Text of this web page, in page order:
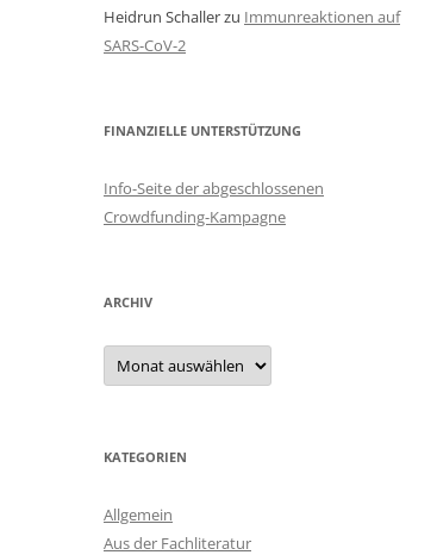
Heidrun Schallerzu Immunreaktionen auf
SARS-CoV-2
FINANZIELLE UNTERSTÜTZUNG
Info-Seite der abgeschlossenen
Crowdfunding-Kampagne
ARCHIV
Archiv
KATEGORIEN
Allgemein
Aus der Fachliteratur